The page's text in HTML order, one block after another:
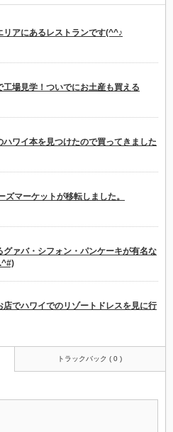
リアにあるレストランです(^^♪
工場見学！ついでにお土産も買える
ワイ本を見つけたので買ってきました
ズマーケットが移転しました。
グァバ・シフォン・パンケーキが有名な
店でハワイでのリゾートドレスを見に行
トラックバック ( 0 )